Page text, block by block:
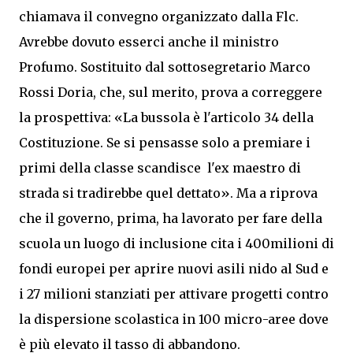
chiamava il convegno organizzato dalla Flc.
Avrebbe dovuto esserci anche il ministro
Profumo. Sostituito dal sottosegretario Marco
Rossi Doria, che, sul merito, prova a correggere
la prospettiva: «La bussola è l'articolo 34 della
Costituzione. Se si pensasse solo a premiare i
primi della classe scandisce l'ex maestro di
strada si tradirebbe quel dettato». Ma a riprova
che il governo, prima, ha lavorato per fare della
scuola un luogo di inclusione cita i 400milioni di
fondi europei per aprire nuovi asili nido al Sud e
i 27 milioni stanziati per attivare progetti contro
la dispersione scolastica in 100 micro-aree dove
è più elevato il tasso di abbandono.